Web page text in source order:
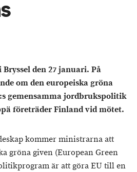
den 27 januari. På
om den europeiska gröna
gemensamma jordbrukspolitik
företräder Finland vid mötet.
kommer ministrarna att
gröna given (European Green
är att göra EU till en